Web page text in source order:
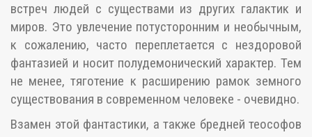
встреч людей с существами из других галактик и
миров. Это увлечение потусторонним и необычным,
к сожалению, часто переплетается с нездоровой
фантазией и носит полудемонический характер. Тем
не менее, тяготение к расширению рамок земного
существования в современном человеке - очевидно.
Взамен этой фантастики, а также бредней теософов